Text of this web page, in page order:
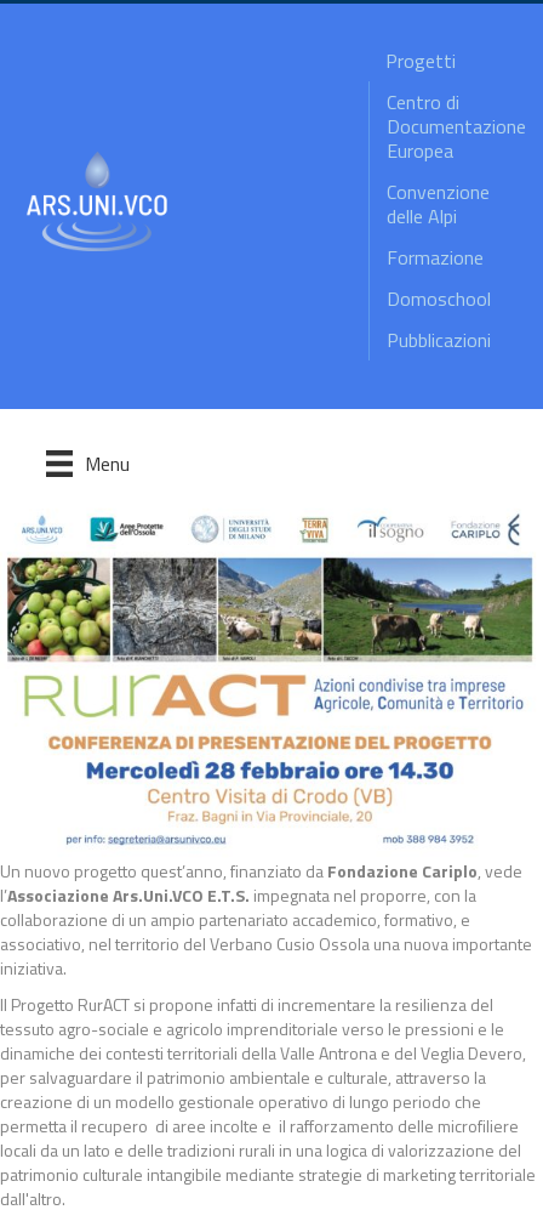
Progetti
Centro di
Documentazione
Europea
Convenzione
delle Alpi
Formazione
Domoschool
Pubblicazioni
Menu
Un nuovo progetto quest’anno, finanziato daFondazione Cariplo, vede
l’Associazione Ars.Uni.VCO E.T.S. impegnata nel proporre, con la
collaborazione di un ampio partenariato accademico, formativo, e
associativo, nel territorio del Verbano Cusio Ossola una nuova importante
iniziativa.
Il Progetto RurACT si propone infatti di incrementare la resilienza del
tessuto agro-sociale e agricolo imprenditoriale verso le pressioni e le
dinamiche dei contesti territoriali della Valle Antrona e del Veglia Devero,
per salvaguardare il patrimonio ambientale e culturale, attraverso la
creazione di un modello gestionale operativo di lungo periodo che
permetta il recupero di aree incolte e il rafforzamento delle microfiliere
locali da un lato e delle tradizioni rurali in una logica di valorizzazione del
patrimonio culturale intangibile mediante strategie di marketing territoriale
dall'altro.